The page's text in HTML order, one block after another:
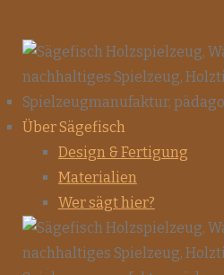
Über Sägefisch
Design & Fertigung
Materialien
Wer sägt hier?